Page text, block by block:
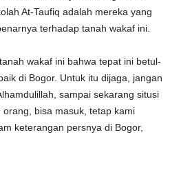
At-Taufiq adalah mereka yang
terhadap tanah wakaf ini.
wakaf ini bahwa tepat ini betul-
di Bogor. Untuk itu dijaga, jangan
sampai sekarang situsi
bisa masuk, tetap kami
keterangan persnya di Bogor,